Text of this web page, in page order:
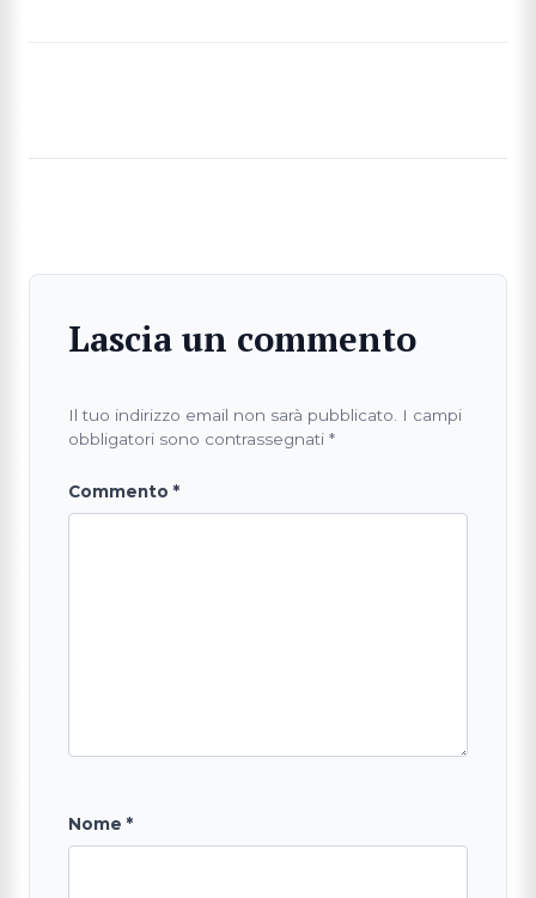
Lascia un commento
Il tuo indirizzo email non sarà pubblicato. I campi
obbligatori sono contrassegnati *
Commento *
Nome *